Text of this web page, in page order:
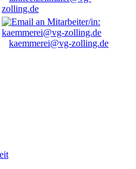
zolling.de
kaemmerei@vg-zolling.de